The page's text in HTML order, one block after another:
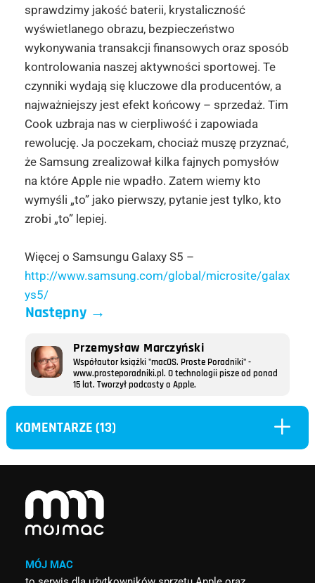
sprawdzimy jakość baterii, krystaliczność
wyświetlanego obrazu, bezpieczeństwo
wykonywania transakcji finansowych oraz sposób
kontrolowania naszej aktywności sportowej. Te
czynniki wydają się kluczowe dla producentów, a
najważniejszy jest efekt końcowy – sprzedaż. Tim
Cook uzbraja nas w cierpliwość i zapowiada
rewolucję. Ja poczekam, chociaż muszę przyznać,
że Samsung zrealizował kilka fajnych pomysłów
na które Apple nie wpadło. Zatem wiemy kto
wymyśli „to” jako pierwszy, pytanie jest tylko, kto
zrobi „to” lepiej.
Więcej o Samsungu Galaxy S5 –
http://www.samsung.com/global/microsite/galax
ys5/
Następny→
Przemysław Marczyński
Współautor książki "macOS. Proste Poradniki" -
www.prosteporadniki.pl. O technologii pisze od ponad
15 lat. Tworzył podcasty o Apple.
KOMENTARZE (13) L
MÓJ MAC